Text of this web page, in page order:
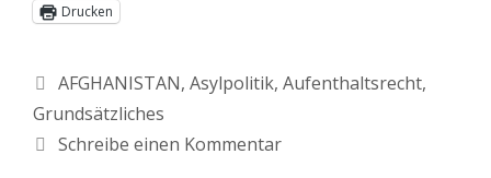
Drucken
AFGHANISTAN, Asylpolitik, Aufenthaltsrecht,
Grundsätzliches
Schreibe einen Kommentar